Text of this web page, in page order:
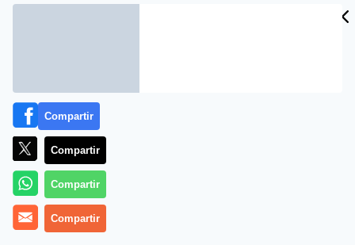
Archivado en: JORGE LORENZO
Compartir
Compartir
Compartir
Compartir